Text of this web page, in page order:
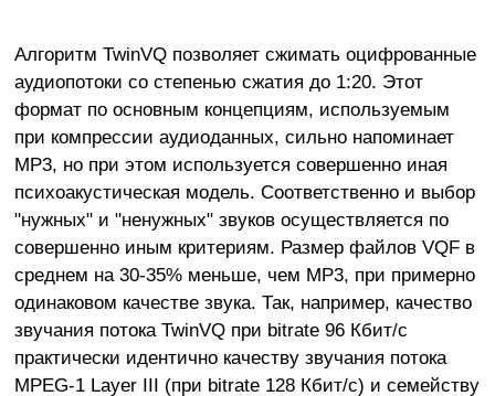
Алгоритм TwinVQ позволяет сжимать оцифрованные
аудиопотоки со степенью сжатия до 1:20. Этот
формат по основным концепциям, используемым
при компрессии аудиоданных, сильно напоминает
MP3, но при этом используется совершенно иная
психоакустическая модель. Соответственно и выбор
"нужных" и "ненужных" звуков осуществляется по
совершенно иным критериям. Размер файлов VQF в
среднем на 30-35% меньше, чем MP3, при примерно
одинаковом качестве звука. Так, например, качество
звучания потока TwinVQ при bitrate 96 Кбит/с
практически идентично качеству звучания потока
MPEG-1 Layer III (при bitrate 128 Кбит/с) и семейству